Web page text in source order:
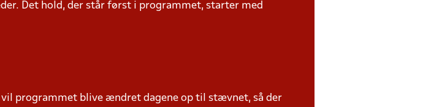
Det hold, der står først i programmet, starter med
programmet blive ændret dagene op til stævnet, så der